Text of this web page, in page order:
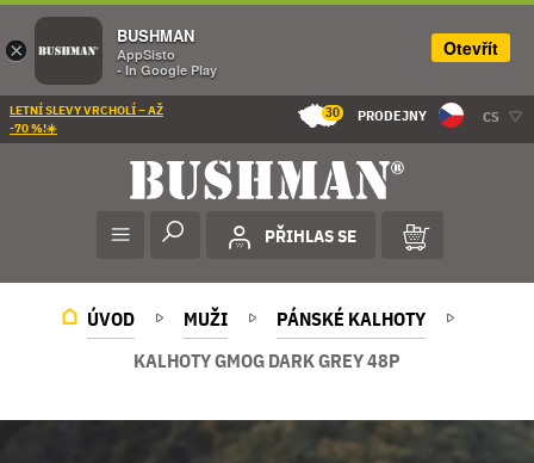
LETNÍ SLEVY VRCHOLÍ – AŽ
-70 %!☀️
30 PRODEJNY CS
PŘIHLAS SE
ÚVOD MUŽI
PÁNSKÉ KALHOTY
KALHOTY GMOG DARK GREY 48P
×
BUSHMAN
AppSisto
- In Google Play
Otevřít